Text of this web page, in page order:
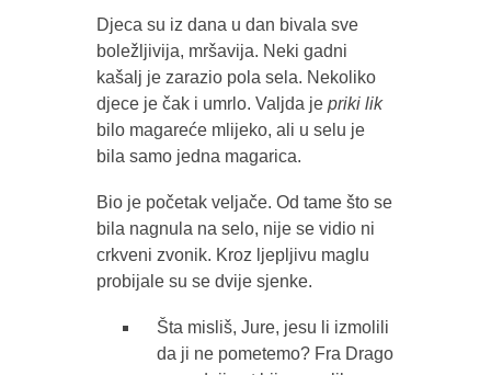
Djeca su iz dana u dan bivala sve
boležljivija, mršavija. Neki gadni
kašalj je zarazio pola sela. Nekoliko
djece je čak i umrlo. Valjda je priki lik
bilo magareće mlijeko, ali u selu je
bila samo jedna magarica.
Bio je početak veljače. Od tame što se
bila nagnula na selo, nije se vidio ni
crkveni zvonik. Kroz ljepljivu maglu
probijale su se dvije sjenke.
Šta misliš, Jure, jesu li izmolili
da ji ne pometemo? Fra Drago